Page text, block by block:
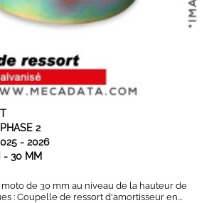
2
- 2026
- 30 MM
de 30 mm au niveau de la hauteur de
: Coupelle de ressort d'amortisseur en...